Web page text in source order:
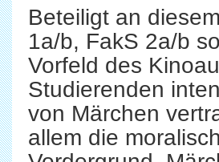
Beteiligt an
1a/b, FakS 2a/b
Vorfeld des
Studierenden
von Märchen
allem die